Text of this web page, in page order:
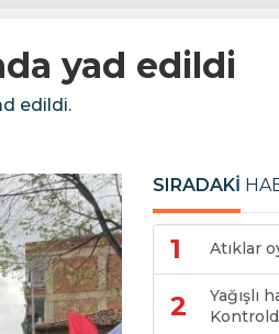
yad edildi
edildi.
SIRADAKİ
1 Atıklar
2
Yağışlı